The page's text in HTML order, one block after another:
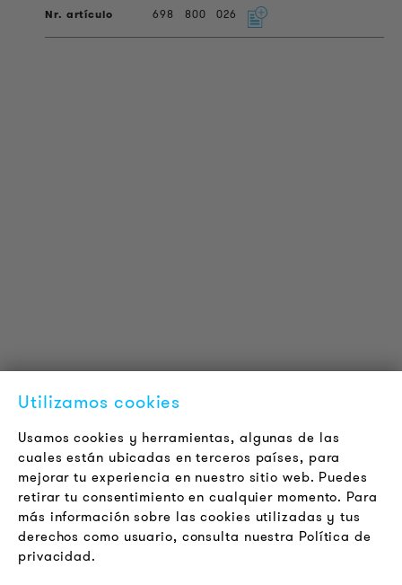
698 800 026
Jobs
Boletín
LEGAL
Terminos y Condiciones Generales
Aviso de Privacidad
Pie de Imprenta
Utilizamos cookies
Usamos cookies y herramientas, algunas de las
cuales están ubicadas en terceros países, para
mejorar tu experiencia en nuestro sitio web. Puedes
retirar tu consentimiento en cualquier momento. Para
más información sobre las cookies utilizadas y tus
derechos como usuario, consulta nuestra Política de
privacidad.